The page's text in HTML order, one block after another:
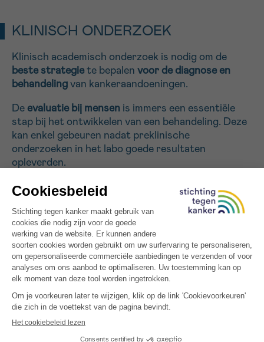
KLINISCH ONDERZOEK
Klinisch academisch onderzoek is nodig om de
beste strategie te bepalen voor de diagnose en
behandeling van kankeraandoeningen.
De evaluatie bij mensen is immers een essentiële
stap bij het ontwikkelen van een behandeling. Deze
kan enkel gebeuren nadat preklinische
onderzoeken in het labo goede resultaten
opleverden.
Voorbeelden: Onderzoek naar nieuwe indicaties,
nieuwe chirurgische technieken, radiotherapie,
medische beeldvorming, cel- en
gentherapie of
nieuwe technologieën om de reactie te voorspellen
op behandelingen (genoomtherapie,
proteoomtherapie). Nieuwe doseringen van
geneesmiddelen, nieuwe manieren voor de
toediening ervan of nieuwe combinaties van
verschillende behandelingen.
Met dezeklinische studies